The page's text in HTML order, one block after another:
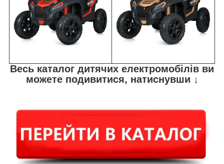
Весь каталог дитячих електромобілів ви
можете подивитися, натиснувши ↓